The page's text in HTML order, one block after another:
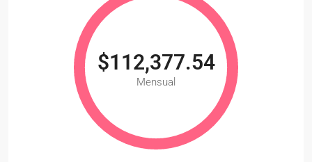
$112,377.54
Mensual